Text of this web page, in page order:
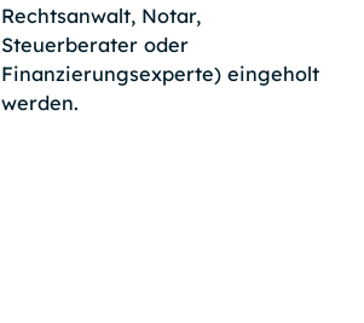
Rechtsanwalt, Notar,
Steuerberater oder
Finanzierungsexperte) eingeholt
werden.